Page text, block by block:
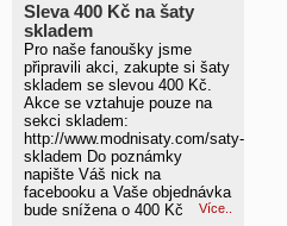
Sleva 400 Kč na šaty
skladem
Pro naše fanoušky jsme
připravili akci, zakupte si šaty
skladem se slevou 400 Kč.
Akce se vztahuje pouze na
sekci skladem:
http://www.modnisaty.com/saty-
skladem Do poznámky
napište Váš nick na
facebooku a Vaše objednávka
bude snížena o 400 Kč
Více..